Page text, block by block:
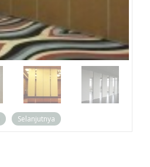
Selanjutnya